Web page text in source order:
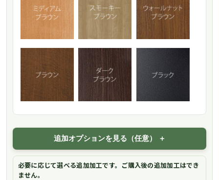
追加オプションを見る（任意）
必要に応じて選べる追加加工です。ご購入後の追加加工はでき
ません。